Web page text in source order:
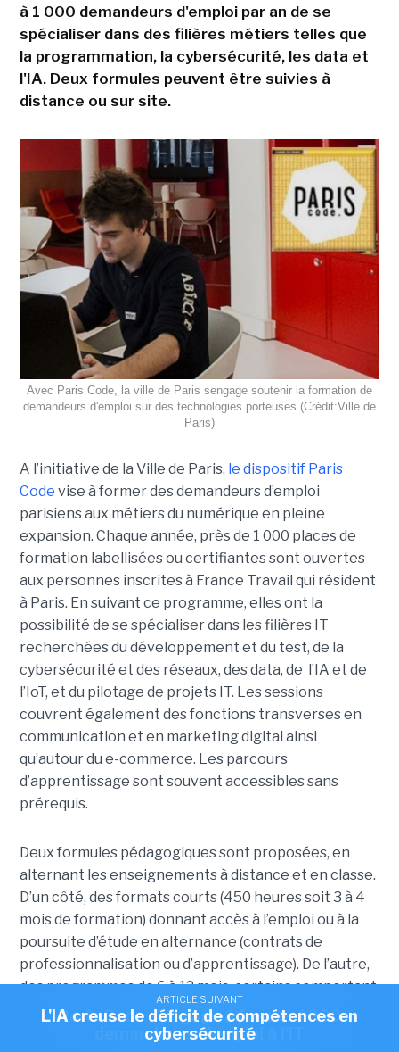
ARTICLE SUIVANT
Paris Code s'engage à former 1000
demandeurs d'emploi à l'IT
à 1 000 demandeurs d'emploi par an de se
spécialiser dans des filières métiers telles que
la programmation, la cybersécurité, les data et
l'IA. Deux formules peuvent être suivies à
distance ou sur site.
Avec Paris Code, la ville de Paris sengage soutenir la formation de
demandeurs d'emploi sur des technologies porteuses.(Crédit:Ville de
Paris)
A l’initiative de la Ville de Paris, le dispositif Paris
Code vise à former des demandeurs d’emploi
parisiens aux métiers du numérique en pleine
expansion. Chaque année, près de 1 000 places de
formation labellisées ou certifiantes sont ouvertes
aux personnes inscrites à France Travail qui résident
à Paris. En suivant ce programme, elles ont la
possibilité de se spécialiser dans les filières IT
recherchées du développement et du test, de la
cybersécurité et des réseaux, des data, de l’IA et de
l’IoT, et du pilotage de projets IT. Les sessions
couvrent également des fonctions transverses en
communication et en marketing digital ainsi
qu’autour du e-commerce. Les parcours
d’apprentissage sont souvent accessibles sans
prérequis.
Deux formules pédagogiques sont proposées, en
alternant les enseignements à distance et en classe.
D’un côté, des formats courts (450 heures soit 3 à 4
mois de formation) donnant accès à l’emploi ou à la
poursuite d’étude en alternance (contrats de
professionnalisation ou d’apprentissage). De l’autre,
des programmes de 6 à 12 mois, certains comportant
des spécialisations. Un grand nombre de formations
Paris Code comportent des stages ou des périodes
ARTICLE SUIVANT
L'IA creuse le déficit de compétences en
cybersécurité